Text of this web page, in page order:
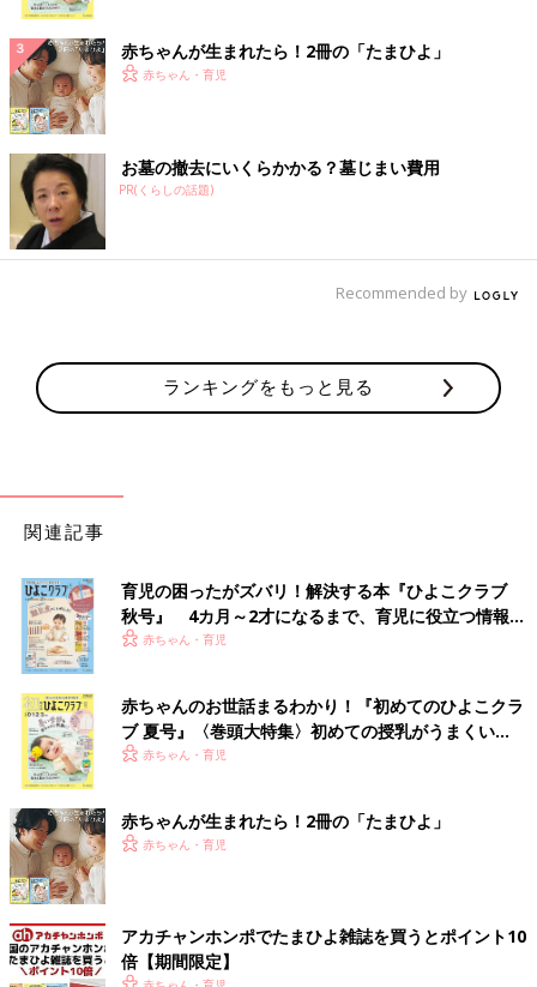
赤ちゃんが生まれたら！2冊の「たまひよ」
赤ちゃん・育児
お墓の撤去にいくらかかる？墓じまい費用
PR(くらしの話題)
Recommended by
ランキングをもっと見る
関連記事
育児の困ったがズバリ！解決する本『ひよこクラブ
秋号』 4カ月～2才になるまで、育児に役立つ情報が
いっぱい！
赤ちゃん・育児
赤ちゃんのお世話まるわかり！『初めてのひよこクラ
ブ 夏号』〈巻頭大特集〉初めての授乳がうまくい
く！ おっぱい・ミルクの基本と夏のトラブル 解決テ
赤ちゃん・育児
赤ちゃんが生まれたら！2冊の「たまひよ」
赤ちゃん・育児
アカチャンホンポでたまひよ雑誌を買うとポイント10
倍【期間限定】